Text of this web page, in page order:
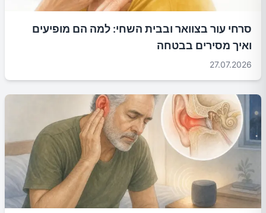
סרחי עור בצוואר ובבית השחי: למה הם מופיעים
ואיך מסירים בבטחה
27.07.2026